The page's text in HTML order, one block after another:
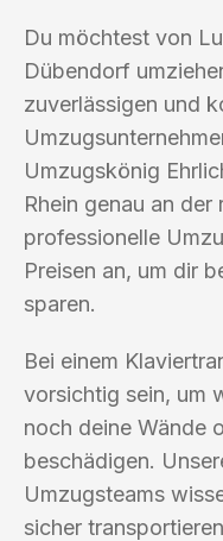
Du möchtest von
Dübendorf
zuverlässigen und
Umzugskönig
Rhein genau an
professionelle
Preisen an, um dir
sparen.
Bei einem
vorsichtig sein, um
noch deine Wände
beschädigen.
Umzugsteams
sicher